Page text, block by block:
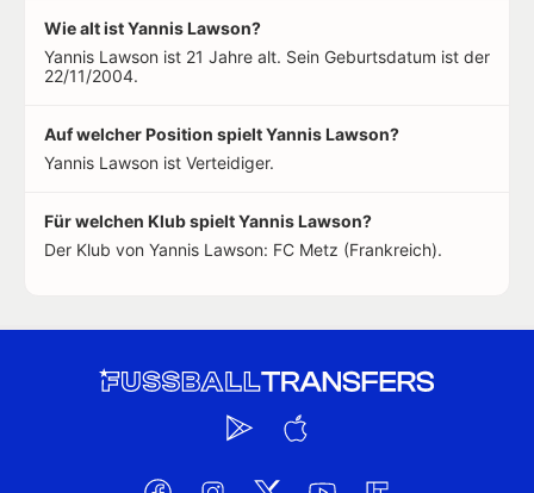
Wie alt ist Yannis Lawson?
Yannis Lawson ist 21 Jahre alt. Sein Geburtsdatum ist der
22/11/2004.
Auf welcher Position spielt Yannis Lawson?
Yannis Lawson ist Verteidiger.
Für welchen Klub spielt Yannis Lawson?
Der Klub von Yannis Lawson: FC Metz (Frankreich).